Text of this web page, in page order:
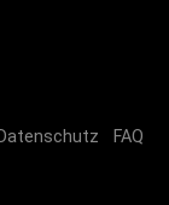
Datenschutz FAQ